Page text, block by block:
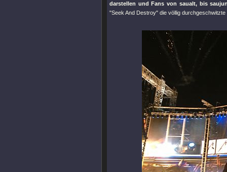
darstellen und Fans von saualt, bis
"Seek And Destroy" die völlig